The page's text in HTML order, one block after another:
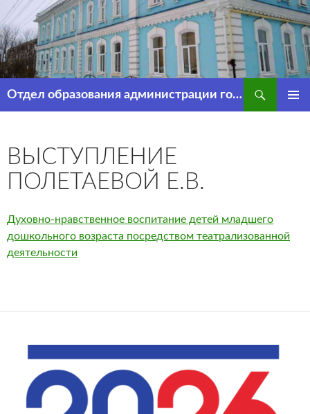
Перейти
к
содержимому
Отдел образования администрации города Рассказово
ВЫСТУПЛЕНИЕ
ПОЛЕТАЕВОЙ Е.В.
Духовно-нравственное воспитание детей младшего
дошкольного возраста посредством театрализованной
деятельности